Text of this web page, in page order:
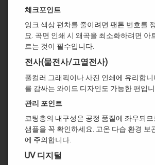
체크포인트
잉크 색상 편차를 줄이려면 팬톤 번호를
요. 곡면 인쇄 시 왜곡을 최소화하려면 아
르는 것이 필수입니다.
전사(물전사/고열전사)
풀컬러 그래픽이나 사진 인쇄에 유리합니
를 감싸는 와이드 디자인도 가능한 편입니
관리 포인트
코팅층의 내구성은 공정 품질에 좌우되
샘플을 꼭 확인하세요. 고온 다습 환경 보
에 주의합니다.
UV 디지털